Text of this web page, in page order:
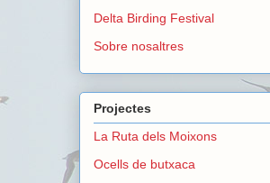
Delta Birding Festival
Sobre nosaltres
Projectes
La Ruta dels Moixons
Ocells de butxaca